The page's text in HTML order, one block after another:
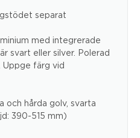
separat
med integrerade
svart eller silver. Polerad
Uppge färg vid
och hårda golv, svarta
390-515 mm)